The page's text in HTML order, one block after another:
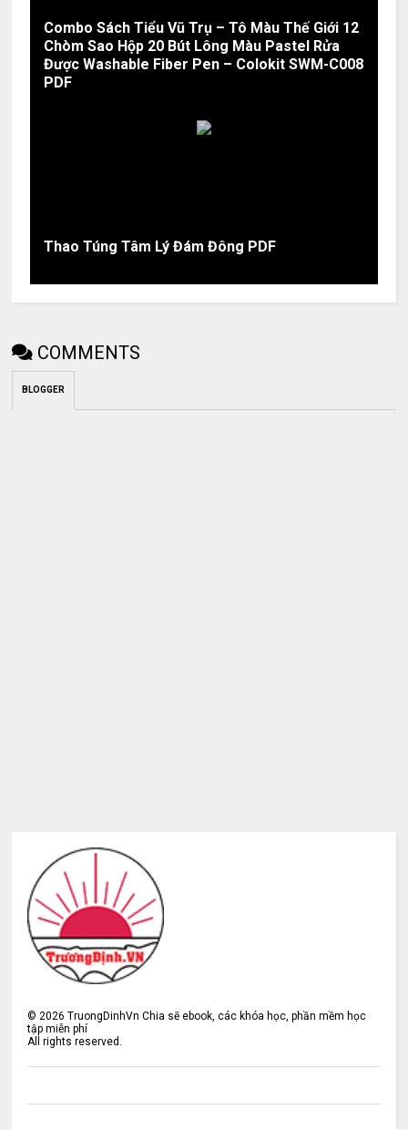
Combo Sách Tiểu Vũ Trụ – Tô Màu Thế Giới 12
Chòm Sao Hộp 20 Bút Lông Màu Pastel Rửa
Được Washable Fiber Pen – Colokit SWM-C008
PDF
Thao Túng Tâm Lý Đám Đông PDF
COMMENTS
BLOGGER
©2026 TruongDinhVn Chia sẽ ebook, các khóa học, phần mềm học
tập miễn phí
All rights reserved.